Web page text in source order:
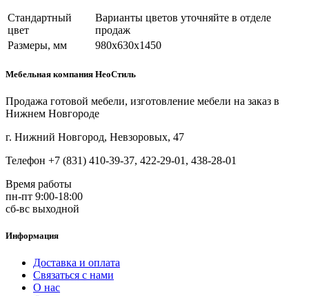
Стандартный
цвет
Варианты цветов уточняйте в отделе
продаж
Размеры, мм
980х630х1450
Мебельная компания НеоСтиль
Продажа готовой мебели, изготовление мебели на заказ в
Нижнем Новгороде
г. Нижний Новгород, Невзоровых, 47
Телефон +7 (831) 410-39-37, 422-29-01, 438-28-01
Время работы
пн-пт 9:00-18:00
сб-вс выходной
Информация
Доставка и оплата
Связаться с нами
О нас